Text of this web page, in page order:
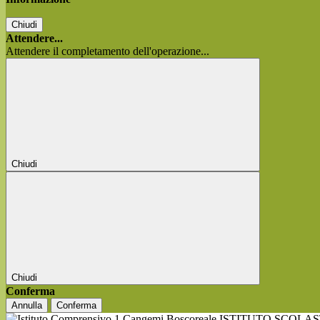
Chiudi
Attendere...
Attendere il completamento dell'operazione...
Chiudi
Chiudi
Conferma
Annulla Conferma